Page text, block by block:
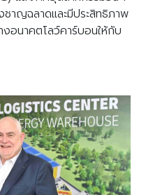
าญฉลาดและมีประสิทธิภาพ
อนาคตโลว์คาร์บอนให้กับ